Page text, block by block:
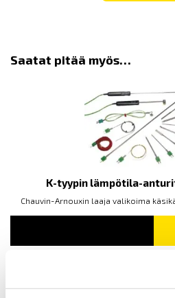
Saatat pitää myös…
K-tyypin lämpötila-
Chauvin-Arnouxin laaja valikoima